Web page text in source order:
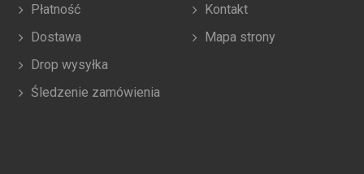
Płatność
Dostawa
Drop wysyłka
Śledzenie zamówienia
Kontakt
Mapa strony